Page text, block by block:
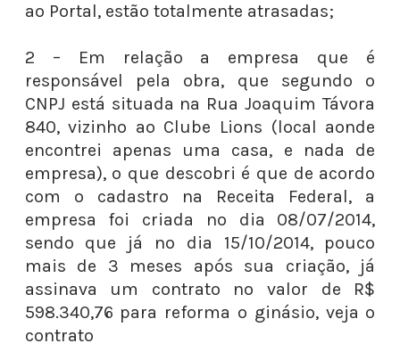
ao Portal, estão totalmente atrasadas;
2 – Em relação a empresa que é
responsável pela obra, que segundo o
CNPJ está situada na Rua Joaquim Távora
840, vizinho ao Clube Lions (local aonde
encontrei apenas uma casa, e nada de
empresa), o que descobri é que de acordo
com o cadastro na Receita Federal, a
empresa foi criada no dia 08/07/2014,
sendo que já no dia 15/10/2014, pouco
mais de 3 meses após sua criação, já
assinava um contrato no valor de R$
598.340,76 para reforma o ginásio, veja o
contrato